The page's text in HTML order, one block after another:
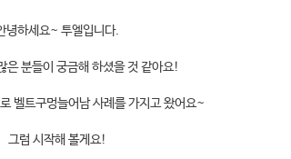
녕하세요~ 투엘입니다.
은 분들이 궁금해 하셨을 것 같아요!
벨트구멍늘어남 사례를 가지고 왔어요~
그럼 시작해 볼게요!